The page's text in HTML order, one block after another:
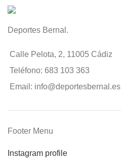
Deportes Bernal.
Calle Pelota, 2, 11005 Cádiz
Teléfono: 683 103 363
Email: info@deportesbernal.es
Footer Menu
Instagram profile